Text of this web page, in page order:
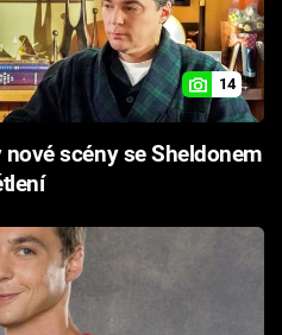
14
scény se Sheldonem